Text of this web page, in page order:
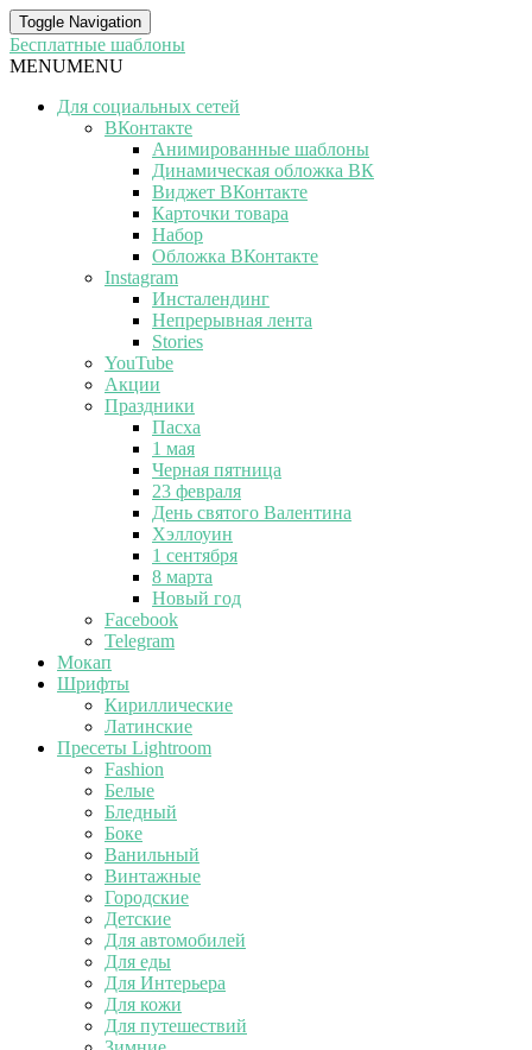
Toggle Navigation
Бесплатные шаблоны
MENUMENU
Для социальных сетей
ВКонтакте
Анимированные шаблоны
Динамическая обложка ВК
Виджет ВКонтакте
Карточки товара
Набор
Обложка ВКонтакте
Instagram
Инсталендинг
Непрерывная лента
Stories
YouTube
Акции
Праздники
Пасха
1 мая
Черная пятница
23 февраля
День святого Валентина
Хэллоуин
1 сентября
8 марта
Новый год
Facebook
Telegram
Мокап
Шрифты
Кириллические
Латинские
Пресеты Lightroom
Fashion
Белые
Бледный
Боке
Ванильный
Винтажные
Городские
Детские
Для автомобилей
Для еды
Для Интерьера
Для кожи
Для путешествий